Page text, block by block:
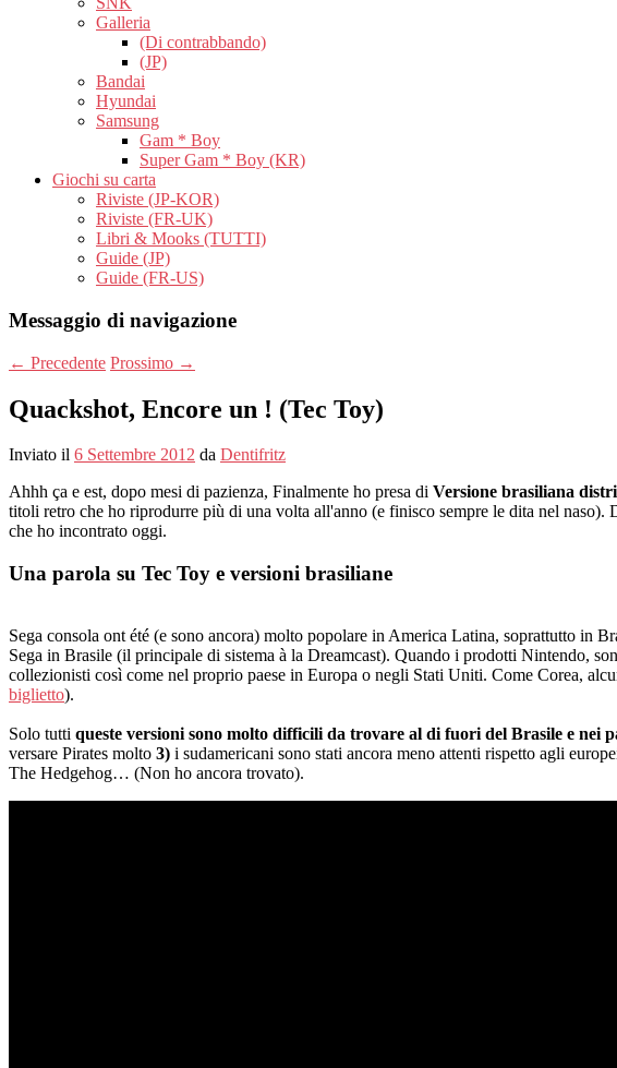
Galleria
(Di contrabbando)
(JP)
Bandai
Hyundai
Samsung
Gam * Boy
Super Gam * Boy (KR)
Giochi su carta
Riviste (JP-KOR)
Riviste (FR-UK)
Libri & Mooks (TUTTI)
Guide (JP)
Guide (FR-US)
Messaggio di navigazione
← Precedente Prossimo →
Quackshot, Encore un ! (Tec Toy)
Inviato il 6 Settembre 2012 da Dentifritz
Ahhh ça e est, dopo mesi di pazienza, Finalmente ho presa di Versione brasiliana
titoli retro che ho riprodurre più di una volta all'anno (e finisco sempre le dita nel
che ho incontrato oggi.
Una parola su Tec Toy e versioni brasiliane
Sega consola ont été (e sono ancora) molto popolare in America Latina, soprattutto in
Sega in Brasile (il principale di sistema à la Dreamcast). Quando i prodotti Nintendo,
collezionisti così come nel proprio paese in Europa o negli Stati Uniti. Come Corea,
biglietto).
Solo tutti queste versioni sono molto difficili da trovare al di fuori del Brasile e nei
versare Pirates molto 3) i sudamericani sono stati ancora meno attenti rispetto agli
The Hedgehog… (Non ho ancora trovato).